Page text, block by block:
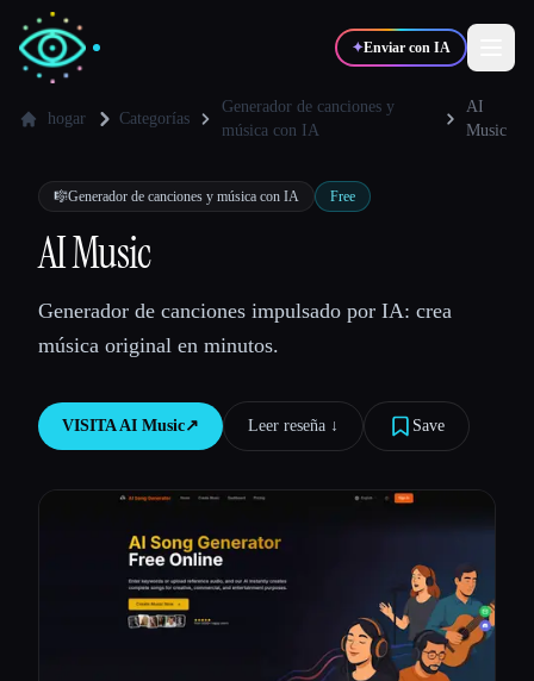
✦Enviar con IA
💻 Desarrolladores
🎓Estudiantes
Todas las categorías
hogar Categorías
Generador de canciones y
música con IA
AI
Music
🎼Generador de canciones y música con IA Free
AI Music
Generador de canciones impulsado por IA: crea
música original en minutos.
VISITAAI Music↗︎ Leer reseña ↓︎ Save